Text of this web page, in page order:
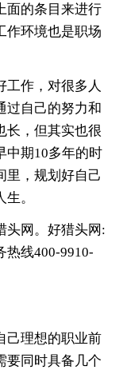
面的条目来进行
作环境也是职场
作，对很多人
过自己的努力和
长，但其实也很
中期10多年的时
里，规划好自己
。
网。好猎头网:
热线400-9910-
理想的职业前
要同时具备几个